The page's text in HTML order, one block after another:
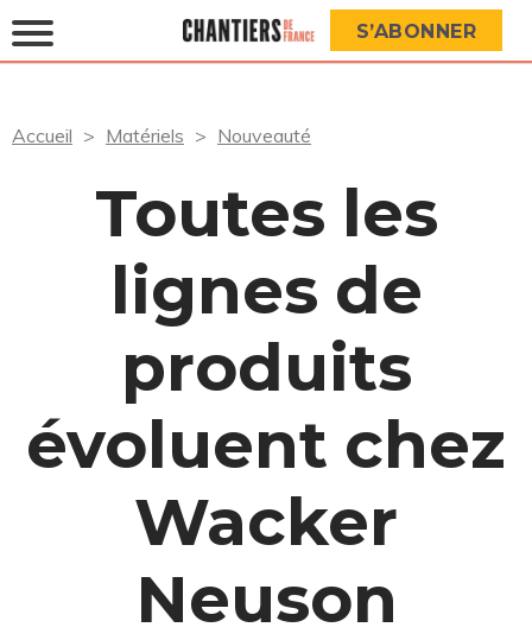
S’ABONNER
Accueil Matériels Nouveauté
Toutes les
lignes de
produits
évoluent chez
Wacker
Neuson